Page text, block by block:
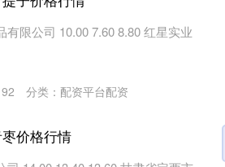
限公司 10.00 7.60 8.80 红星实业
92 分类： 配资平台配资
价格行情